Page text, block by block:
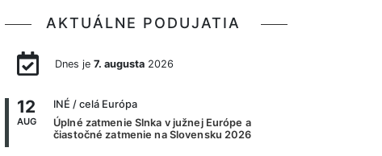
AKTUÁLNE PODUJATIA
Dnes je 7. augusta2026
12
AUG
INÉ / celá Európa
Úplné zatmenie Slnka v južnej Európe a
čiastočné zatmenie na Slovensku 2026